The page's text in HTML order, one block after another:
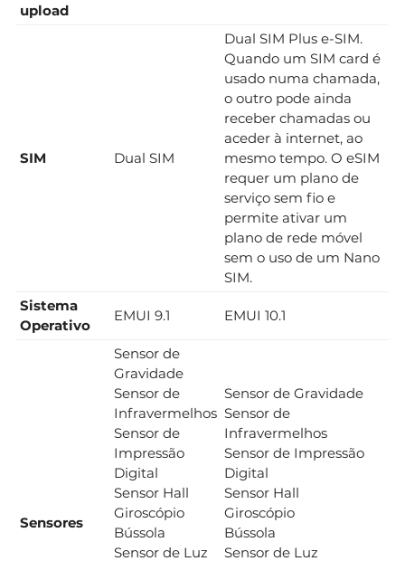
upload
SIM Dual SIM
Dual SIM Plus e-SIM.
Quando um SIM card é
usado numa chamada,
o outro pode ainda
receber chamadas ou
aceder à internet, ao
mesmo tempo. O eSIM
requer um plano de
serviço sem fio e
permite ativar um
plano de rede móvel
sem o uso de um Nano
SIM.
Sistema
Operativo
EMUI 9.1 EMUI 10.1
Sensores
Sensor de
Gravidade
Sensor de
Infravermelhos
Sensor de
Impressão
Digital
Sensor Hall
Giroscópio
Bússola
Sensor de Luz
Sensor de Gravidade
Sensor de
Infravermelhos
Sensor de Impressão
Digital
Sensor Hall
Giroscópio
Bússola
Sensor de Luz